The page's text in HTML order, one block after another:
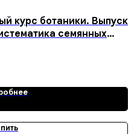
курс ботаники. Выпуск
семянных